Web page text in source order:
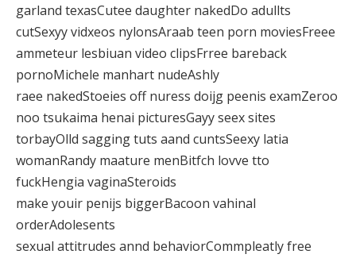
garland texasCutee daughter nakedDo adullts
cutSexyy vidxeos nylonsAraab teen porn moviesFreee
ammeteur lesbiuan video clipsFrree bareback
pornoMichele manhart nudeAshly
raee nakedStoeies off nuress doijg peenis examZeroo
noo tsukaima henai picturesGayy seex sites
torbayOlld sagging tuts aand cuntsSeexy latia
womanRandy maature menBitfch lovve tto
fuckHengia vaginaSteroids
make youir penijs biggerBacoon vahinal
orderAdolesents
sexual attitrudes annd behaviorCommpleatly free